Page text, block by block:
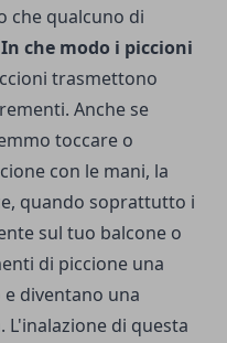
che qualcuno di
In che modo i piccioni
trasmettono
Anche se
toccare o
con le mani, la
quando soprattutto i
sul tuo balcone o
di piccione una
diventano una
L'inalazione di questa